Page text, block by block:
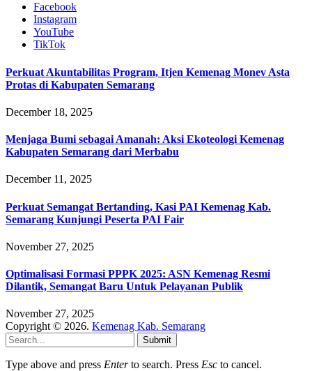
Facebook
Instagram
YouTube
TikTok
Perkuat Akuntabilitas Program, Itjen Kemenag Monev Asta
Protas di Kabupaten Semarang
December 18, 2025
Menjaga Bumi sebagai Amanah: Aksi Ekoteologi Kemenag
Kabupaten Semarang dari Merbabu
December 11, 2025
Perkuat Semangat Bertanding, Kasi PAI Kemenag Kab.
Semarang Kunjungi Peserta PAI Fair
November 27, 2025
Optimalisasi Formasi PPPK 2025: ASN Kemenag Resmi
Dilantik, Semangat Baru Untuk Pelayanan Publik
November 27, 2025
Copyright © 2026. Kemenag Kab. Semarang
Submit
Type above and press Enterto search. Press Esc to cancel.